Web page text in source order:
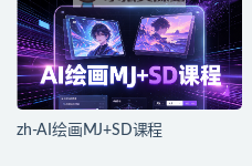
zh-AI绘画MJ+SD课程